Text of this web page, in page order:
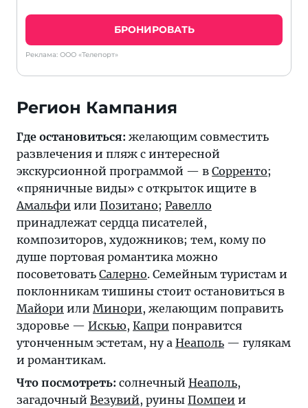
БРОНИРОВАТЬ
Реклама: ООО «Телепорт»
Регион Кампания
Где остановиться: желающим совместить
развлечения и пляж с интересной
экскурсионной программой — в Сорренто;
«пряничные виды» с открыток ищите в
Амальфи или Позитано; Равелло
принадлежат сердца писателей,
композиторов, художников; тем, кому по
душе портовая романтика можно
посоветовать Салерно. Семейным туристам и
поклонникам тишины стоит остановиться в
Майори или Минори, желающим поправить
здоровье — Искью, Капри понравится
утонченным эстетам, ну а Неаполь — гулякам
и романтикам.
Что посмотреть: солнечный Неаполь,
загадочный Везувий, руины Помпеи и